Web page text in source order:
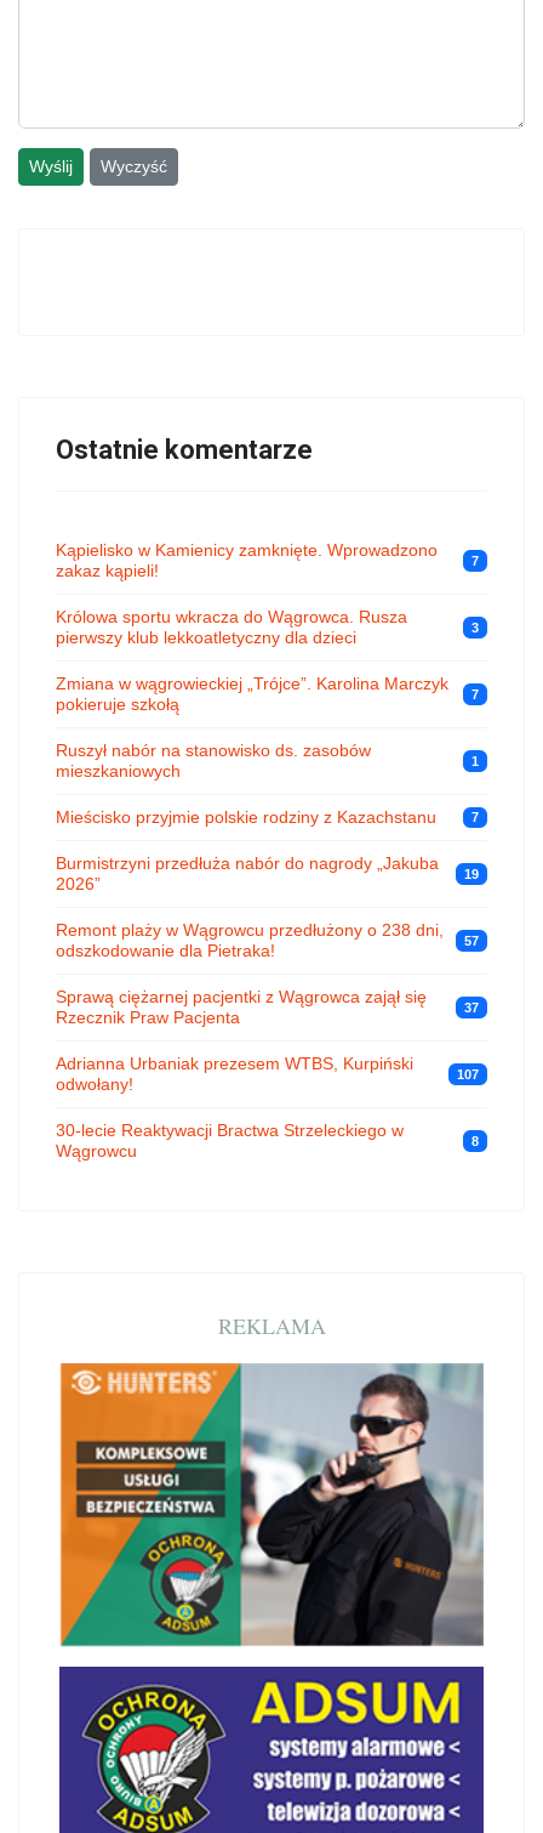
Wyślij Wyczyść
Ostatnie komentarze
Kąpielisko w Kamienicy zamknięte. Wprowadzono
zakaz kąpieli!
7
Królowa sportu wkracza do Wągrowca. Rusza
pierwszy klub lekkoatletyczny dla dzieci
3
Zmiana w wągrowieckiej „Trójce”. Karolina Marczyk
pokieruje szkołą
7
Ruszył nabór na stanowisko ds. zasobów
mieszkaniowych
1
Mieścisko przyjmie polskie rodziny z Kazachstanu 7
Burmistrzyni przedłuża nabór do nagrody „Jakuba
2026”
19
Remont plaży w Wągrowcu przedłużony o 238 dni,
odszkodowanie dla Pietraka!
57
Sprawą ciężarnej pacjentki z Wągrowca zajął się
Rzecznik Praw Pacjenta
37
Adrianna Urbaniak prezesem WTBS, Kurpiński
odwołany!
107
30-lecie Reaktywacji Bractwa Strzeleckiego w
Wągrowcu
8
REKLAMA